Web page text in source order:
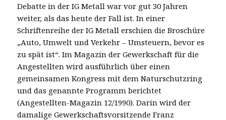
Debatte in der IG Metall war vor gut 30 Jahren
weiter, als das heute der Fall ist. In einer
Schriftenreihe der IG Metall erschien die Broschüre
„Auto, Umwelt und Verkehr – Umsteuern, bevor es
zu spät ist“. Im Magazin der Gewerkschaft für die
Angestellten wird ausführlich über einen
gemeinsamen Kongress mit dem Naturschutzring
und das genannte Programm berichtet
(Angestellten-Magazin 12/1990). Darin wird der
damalige Gewerkschaftsvorsitzende Franz